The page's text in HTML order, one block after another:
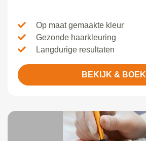
Op maat gemaakte kleur
Gezonde haarkleuring
Langdurige resultaten
BEKIJK & BOEK